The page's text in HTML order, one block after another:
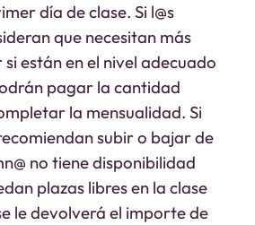
día de clase. Si l@s
que necesitan más
están en el nivel adecuado
pagar la cantidad
la mensualidad. Si
subir o bajar de
no tiene disponibilidad
plazas libres en la clase
le devolverá el importe de